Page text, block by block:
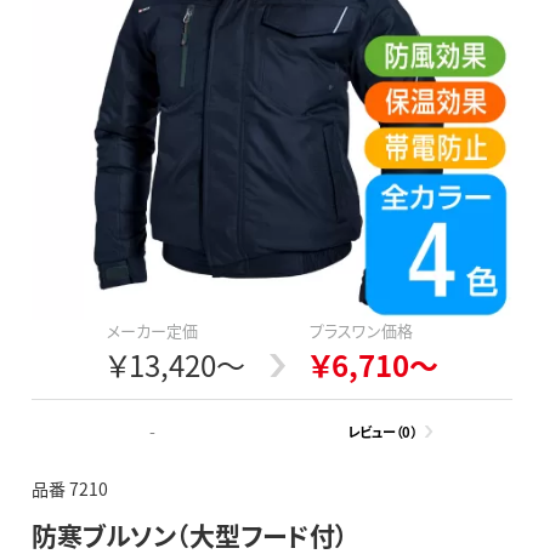
メーカー定価
￥13,420～
プラスワン価格
￥6,710～
- レビュー（0）
品番 7210
防寒ブルソン（大型フード付）